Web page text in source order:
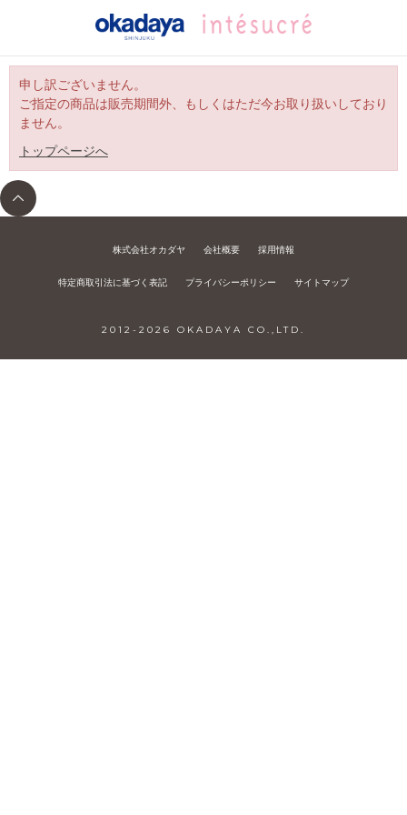
申し訳ございません。
ご指定の商品は販売期間外、もしくはただ今お取り扱いしており
ません。
トップページへ
株式会社オカダヤ 会社概要 採用情報
特定商取引法に基づく表記 プライバシーポリシー サイトマップ
2012- 2026 OKADAYA CO.,LTD.